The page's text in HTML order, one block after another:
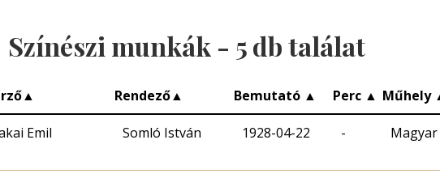
Színészi munkák - 5db találat
▲ Rendező▲ Bemutató ▲ Perc ▲ Műhely
Emil Somló István 1928-04-22 - Magyar